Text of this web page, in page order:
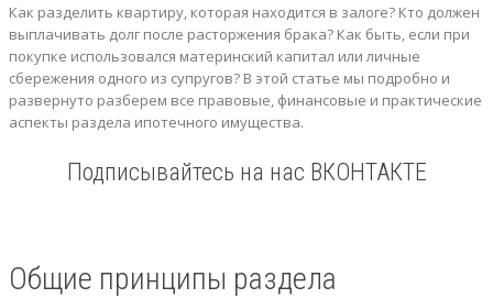
Как разделить квартиру, которая находится в залоге? Кто должен
выплачивать долг после расторжения брака? Как быть, если при
покупке использовался материнский капитал или личные
сбережения одного из супругов? В этой статье мы подробно и
развернуто разберем все правовые, финансовые и практические
аспекты раздела ипотечного имущества.
Подписывайтесь на нас ВКОНТАКТЕ
Общие принципы раздела